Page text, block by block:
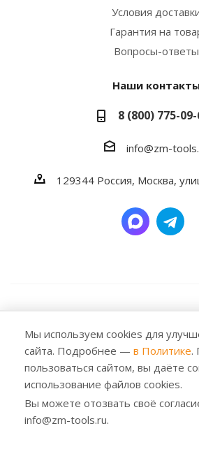
Условия
Гарантия на
Вопросы-ответы
Наши
8 (800) 775-09-
info@zm-
129344 Россия, Москва,
Все права защищены. Любое
копирование материалов или
сайта, элементов дизайна и
лишь с разрешения
ссылкой на источник:
Мы используем cookies для
сайта. Подробнее — в Политике.
пользоваться сайтом, вы даёте
использование файлов cookies.
Вы можете отозвать своё
info@zm-tools.ru.